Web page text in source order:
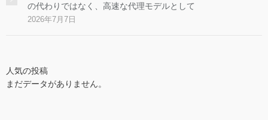
の代わりではなく、高速な代理モデルとして
2026年7月7日
人気の投稿
まだデータがありません。